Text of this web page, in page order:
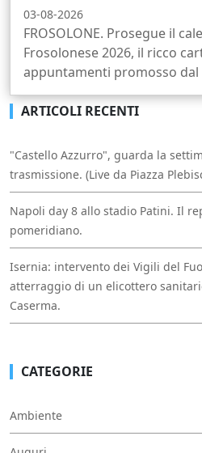
03-08-2026
FROSOLONE. Prosegue il
Frosolonese 2026, il ricco
appuntamenti promosso dal
ARTICOLI RECENTI
"Castello Azzurro", guarda la
trasmissione. (Live da Piazza
Napoli day 8 allo stadio Patini. Il
pomeridiano.
Isernia: intervento dei Vigili del
atterraggio di un elicottero
Caserma.
CATEGORIE
Ambiente